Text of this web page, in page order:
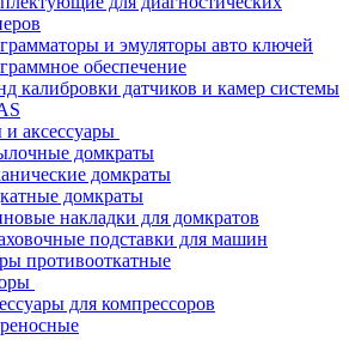
и эмуляторы авто ключей
обеспечение
калибровки датчиков и камер системы
аксессуары
домкраты
домкраты
домкраты
накладки для домкратов
подставки для машин
противооткатные
для компрессоров